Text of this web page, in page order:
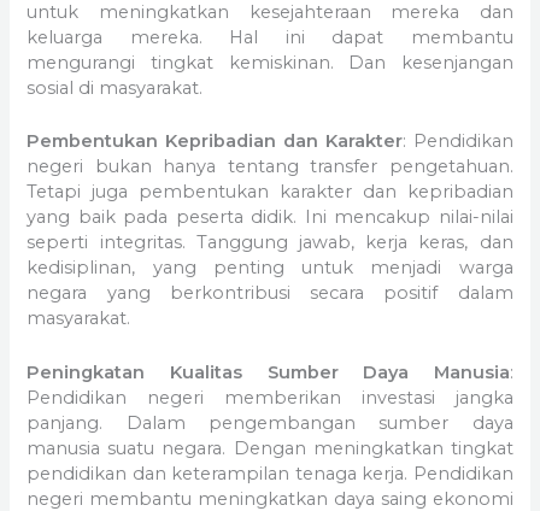
untuk meningkatkan kesejahteraan mereka dan
keluarga mereka. Hal ini dapat membantu
mengurangi tingkat kemiskinan. Dan kesenjangan
sosial di masyarakat.
Pembentukan Kepribadian dan Karakter: Pendidikan
negeri bukan hanya tentang transfer pengetahuan.
Tetapi juga pembentukan karakter dan kepribadian
yang baik pada peserta didik. Ini mencakup nilai-nilai
seperti integritas. Tanggung jawab, kerja keras, dan
kedisiplinan, yang penting untuk menjadi warga
negara yang berkontribusi secara positif dalam
masyarakat.
Peningkatan Kualitas Sumber Daya Manusia:
Pendidikan negeri memberikan investasi jangka
panjang. Dalam pengembangan sumber daya
manusia suatu negara. Dengan meningkatkan tingkat
pendidikan dan keterampilan tenaga kerja. Pendidikan
negeri membantu meningkatkan daya saing ekonomi